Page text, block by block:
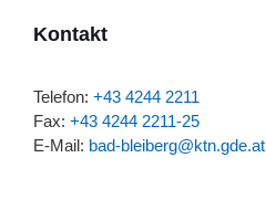
Kontakt
Telefon: +43 4244 2211
Fax: +43 4244 2211-25
E-Mail: bad-bleiberg@ktn.gde.at